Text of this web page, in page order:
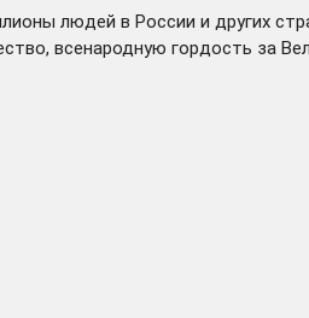
людей в России и других
всенародную гордость за